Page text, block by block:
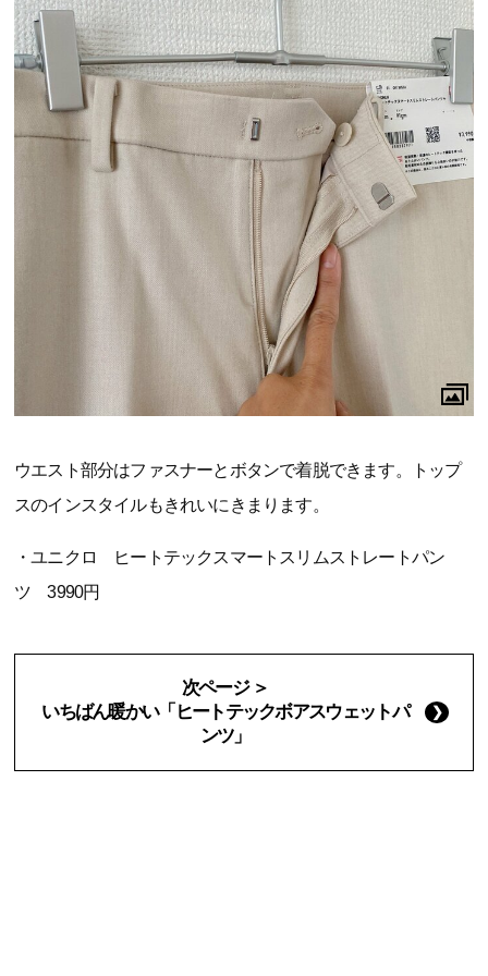
ウエスト部分はファスナーとボタンで着脱できます。トップ
スのインスタイルもきれいにきまります。
・ユニクロ ヒートテックスマートスリムストレートパン
ツ 3990円
次ページ ＞
いちばん暖かい「ヒートテックボアスウェットパ
ンツ」